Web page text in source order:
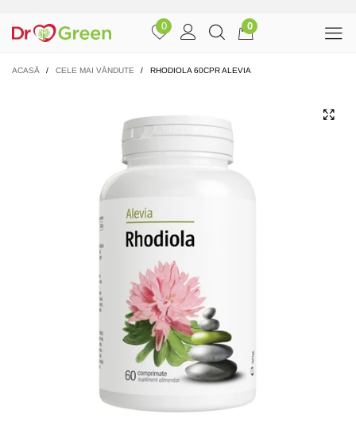
0 0
ACASĂ / CELE MAI VÂNDUTE / RHODIOLA 60CPR ALEVIA